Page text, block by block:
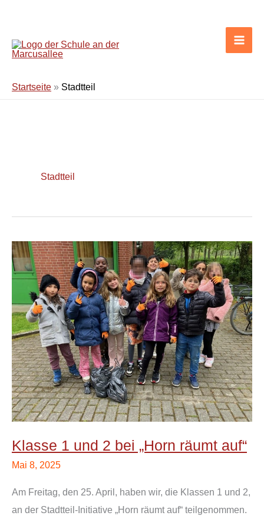
springen
Startseite » Stadtteil
Stadtteil
Klasse 1 und 2 bei „Horn räumt auf“
Mai 8, 2025
Am Freitag, den 25. April, haben wir, die Klassen 1 und 2,
an der Stadtteil-Initiative „Horn räumt auf“ teilgenommen.
Klasse
1
2
bei
„Horn
räumt
auf“